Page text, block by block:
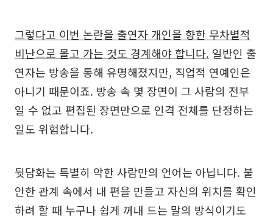
그렇다고 이번 논란을 출연자 개인을 향한 무차별적
비난으로 몰고 가는 것도 경계해야 합니다. 일반인 출
연자는 방송을 통해 유명해졌지만, 직업적 연예인은
아니기 때문이죠. 방송 속 몇 장면이 그 사람의 전부
일 수 없고 편집된 장면만으로 인격 전체를 단정하는
일도 위험합니다.
뒷담화는 특별히 악한 사람만의 언어는 아닙니다. 불
안한 관계 속에서 내 편을 만들고 자신의 위치를 확인
하려 할 때 누구나 쉽게 꺼내 드는 말의 방식이기도